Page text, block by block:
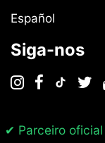
Español
Siga-nos
✔ Parceiro